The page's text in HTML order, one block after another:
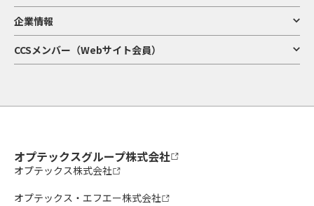
企業情報
CCSメンバー（Webサイト会員）
オプテックスグループ株式会社
オプテックス株式会社
オプテックス・エフエー株式会社